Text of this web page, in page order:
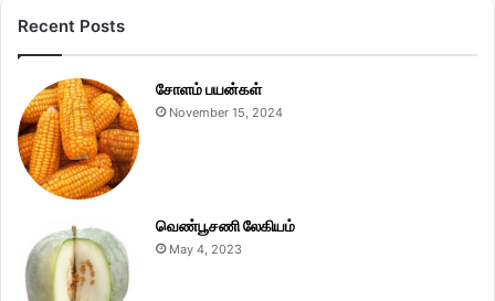
Recent Posts
சோளம் பயன்கள்
November 15, 2024
வெண்பூசணி லேகியம்
May 4, 2023